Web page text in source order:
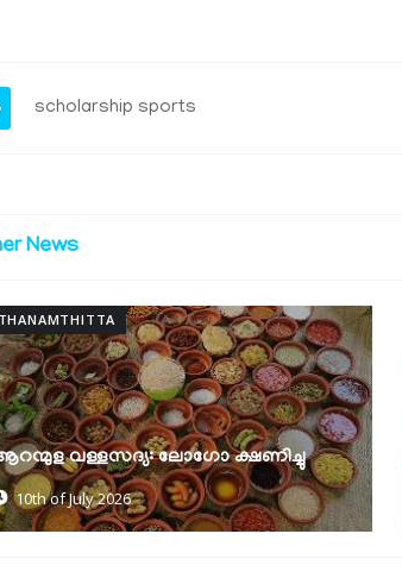
scholarship sports
News
PATHANAMTHITTA
ക്ഷയരോഗ മുക്ത പഞ്ചായത്ത്
പുരസ്‌കാരങ്ങൾ വിതരണം ചെയ്തു
30th of June 2026